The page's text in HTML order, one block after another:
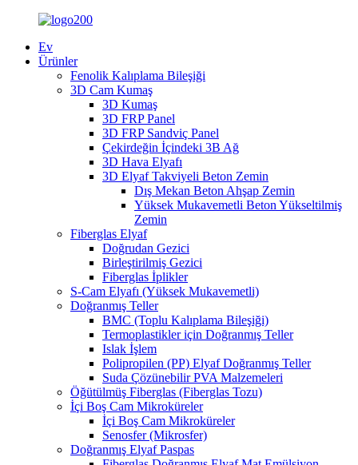
Ev
Ürünler
Fenolik Kalıplama Bileşiği
3D Cam Kumaş
3D Kumaş
3D FRP Panel
3D FRP Sandviç Panel
Çekirdeğin İçindeki 3B Ağ
3D Hava Elyafı
3D Elyaf Takviyeli Beton Zemin
Dış Mekan Beton Ahşap Zemin
Yüksek Mukavemetli Beton Yükseltilmiş
Zemin
Fiberglas Elyaf
Doğrudan Gezici
Birleştirilmiş Gezici
Fiberglas İplikler
S-Cam Elyafı (Yüksek Mukavemetli)
Doğranmış Teller
BMC (Toplu Kalıplama Bileşiği)
Termoplastikler için Doğranmış Teller
Islak İşlem
Polipropilen (PP) Elyaf Doğranmış Teller
Suda Çözünebilir PVA Malzemeleri
Öğütülmüş Fiberglas (Fiberglas Tozu)
İçi Boş Cam Mikroküreler
İçi Boş Cam Mikroküreler
Senosfer (Mikrosfer)
Doğranmış Elyaf Paspas